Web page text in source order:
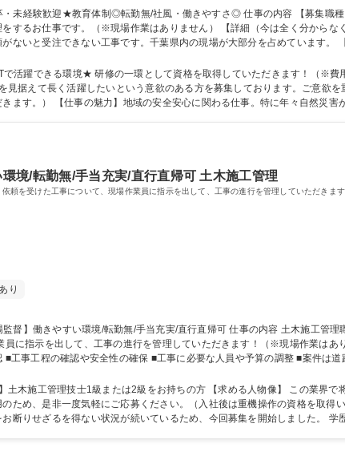
りません） 【詳細（今は全く分からなくても大丈夫です！）】 ■土木工事
ないと受注できない工事です。千葉県内の現場が大部分を占めています。
回募集を開始しました 募集職種 【千葉/施工管理】第二新卒・未経験歓迎★教育
活躍できる環境★ 研修の一環として資格を取得していただきます！（※費
ます。） 【仕事の魅力】地域の安全安心に関わる仕事。特に年々自然災害
境/転勤無/手当充実/直行直帰可 土木施工管理
土木施工管理職として公共事業や民間土木工事の管理をお任せします！ 依頼を受けた工事について、現場作業員に指示を出して、工事の進行を管
り
出して、工事の進行を管理していただきます！（※現場作業はありません） ■土木施工管
工事工程の確認や安全性の確保 ■工事に必要な人員や予算の調整 ■案件は
■工期は（プロジェクトにより変動しますが）3~4か月が多くなっており
やすい環境/転勤無/手当充実/直行直帰可
ちの方 【求める人物像】 この業界で将来を見据えて長く活躍したいとい
ため、是非一度気軽にご応募ください。（入社後は重機操作の資格を取得
い状況が続いているため、今回募集を開始しました。 学歴・資格 学歴：大学院 大学 高専 短